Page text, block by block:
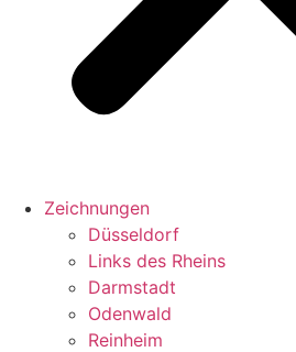
Zeichnungen
Düsseldorf
Links des Rheins
Darmstadt
Odenwald
Reinheim